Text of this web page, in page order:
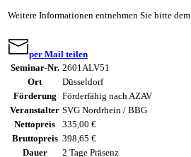
Weitere Informationen entnehmen Sie bitte dem
per Mail teilen
Seminar-Nr. 2601ALV51
Ort
Düsseldorf
Förderung Förderfähig nach AZAV
Veranstalter SVG Nordrhein / BBG
Nettopreis
335,00 €
Bruttopreis 398,65 €
Dauer
2 Tage Präsenz